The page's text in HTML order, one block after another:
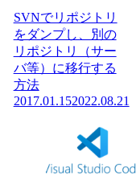
SVNでリポジトリ
をダンプし、別の
リポジトリ（サー
バ等）に移行する
方法
2017.01.152022.08.21